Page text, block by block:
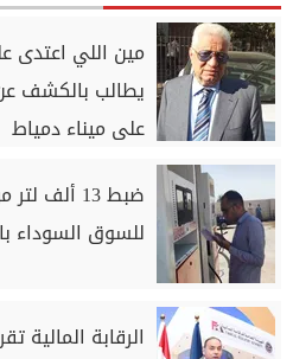
مين اللي اعتدى
يطالب بالكشف
على ميناء دمياط
ضبط 13
للسوق السوداء
الرقابة المالية